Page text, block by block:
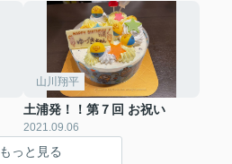
山川翔平
土浦発！！第７回 お祝い
2021.09.06
もっと見る